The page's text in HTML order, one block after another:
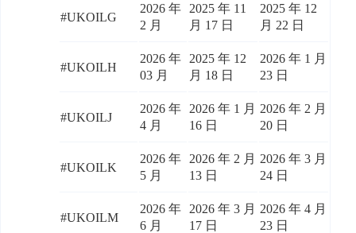
#UKOILG
2026 年
2 月
2025 年 11
月 17 日
2025 年 12
月 22 日
#UKOILH
2026 年
03 月
2025 年 12
月 18 日
2026 年 1 月
23 日
#UKOILJ
2026 年
4 月
2026 年 1 月
16 日
2026 年 2 月
20 日
#UKOILK
2026 年
5 月
2026 年 2 月
13 日
2026 年 3 月
24 日
#UKOILM
2026 年
6 月
2026 年 3 月
17 日
2026 年 4 月
23 日